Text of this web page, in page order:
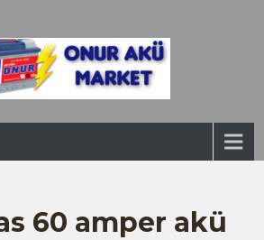
Market – Mersin
Akü, Gümüş Akü, Onur Akü Mersin Satış
60 amper akü